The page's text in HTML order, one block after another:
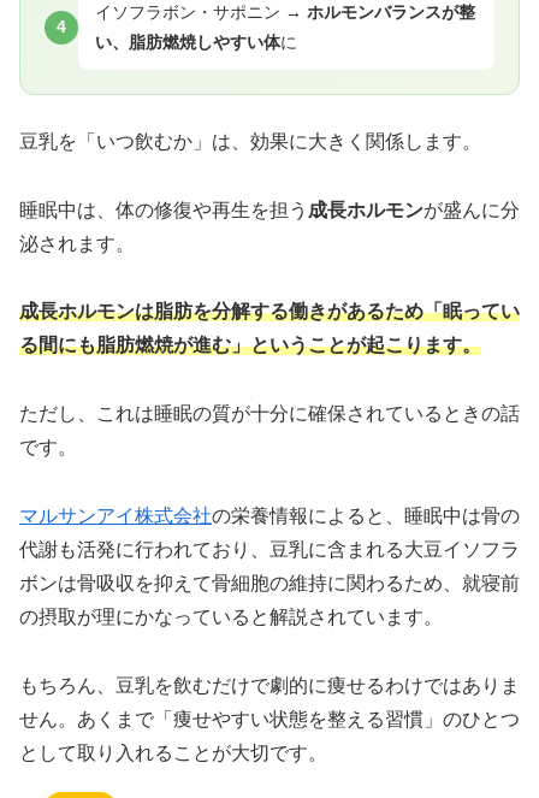
4
イソフラボン・サポニン → ホルモンバランスが整
い、脂肪燃焼しやすい体に
豆乳を「いつ飲むか」は、効果に大きく関係します。
睡眠中は、体の修復や再生を担う 成長ホルモンが盛んに分
泌されます。
成長ホルモンは脂肪を分解する働きがあるため「眠ってい
る間にも脂肪燃焼が進む」ということが起こります。
ただし、これは睡眠の質が十分に確保されているときの話
です。
マルサンアイ株式会社の栄養情報によると、睡眠中は骨の
代謝も活発に行われており、豆乳に含まれる大豆イソフラ
ボンは骨吸収を抑えて骨細胞の維持に関わるため、就寝前
の摂取が理にかなっていると解説されています。
もちろん、豆乳を飲むだけで劇的に痩せるわけではありま
せん。あくまで「痩せやすい状態を整える習慣」のひとつ
として取り入れることが大切です。